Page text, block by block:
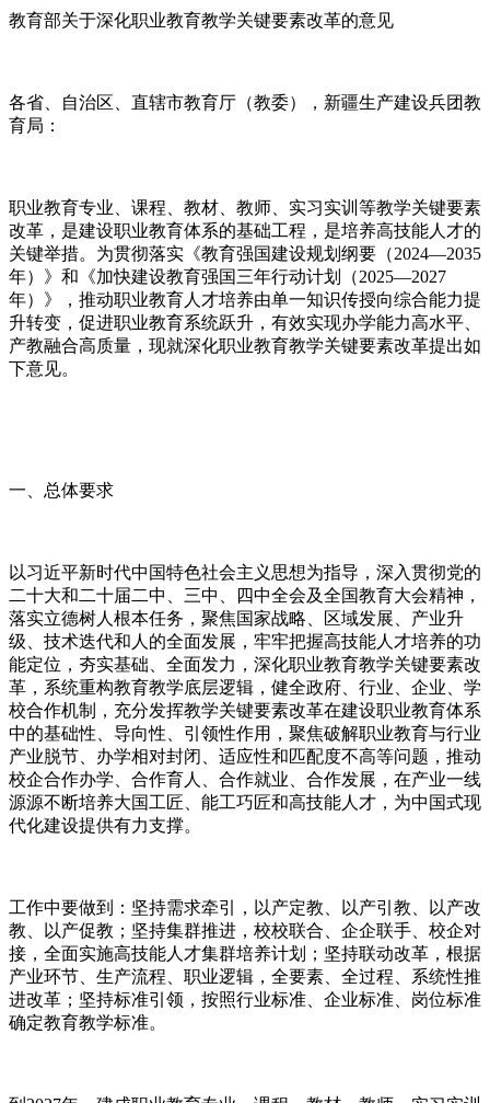
教育部关于深化职业教育教学关键要素改革的意见
各省、自治区、直辖市教育厅（教委），新疆生产建设兵团教
育局：
职业教育专业、课程、教材、教师、实习实训等教学关键要素
改革，是建设职业教育体系的基础工程，是培养高技能人才的
关键举措。为贯彻落实《教育强国建设规划纲要（2024—2035
年）》和《加快建设教育强国三年行动计划（2025—2027
年）》，推动职业教育人才培养由单一知识传授向综合能力提
升转变，促进职业教育系统跃升，有效实现办学能力高水平、
产教融合高质量，现就深化职业教育教学关键要素改革提出如
下意见。
一、总体要求
以习近平新时代中国特色社会主义思想为指导，深入贯彻党的
二十大和二十届二中、三中、四中全会及全国教育大会精神，
落实立德树人根本任务，聚焦国家战略、区域发展、产业升
级、技术迭代和人的全面发展，牢牢把握高技能人才培养的功
能定位，夯实基础、全面发力，深化职业教育教学关键要素改
革，系统重构教育教学底层逻辑，健全政府、行业、企业、学
校合作机制，充分发挥教学关键要素改革在建设职业教育体系
中的基础性、导向性、引领性作用，聚焦破解职业教育与行业
产业脱节、办学相对封闭、适应性和匹配度不高等问题，推动
校企合作办学、合作育人、合作就业、合作发展，在产业一线
源源不断培养大国工匠、能工巧匠和高技能人才，为中国式现
代化建设提供有力支撑。
工作中要做到：坚持需求牵引，以产定教、以产引教、以产改
教、以产促教；坚持集群推进，校校联合、企企联手、校企对
接，全面实施高技能人才集群培养计划；坚持联动改革，根据
产业环节、生产流程、职业逻辑，全要素、全过程、系统性推
进改革；坚持标准引领，按照行业标准、企业标准、岗位标准
确定教育教学标准。